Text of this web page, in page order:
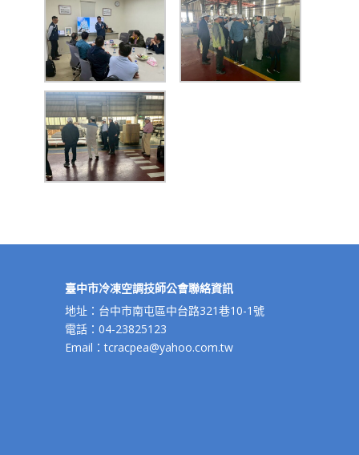
臺中市冷凍空調技師公會聯絡資訊
地址：台中市南屯區中台路321巷10-1號
電話：04-23825123
Email：tcracpea@yahoo.com.tw